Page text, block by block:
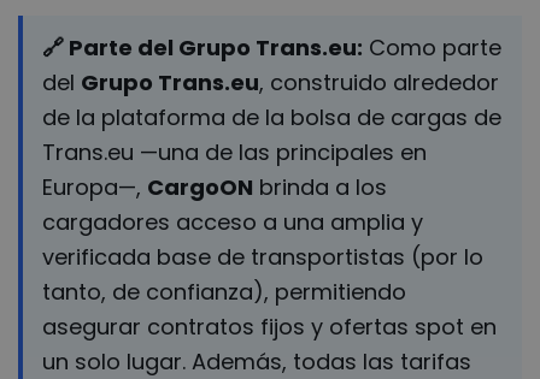
🔗 Parte del Grupo Trans.eu: Como parte
del Grupo Trans.eu, construido alrededor
de la plataforma de la bolsa de cargas de
Trans.eu —una de las principales en
Europa—, CargoON brinda a los
cargadores acceso a una amplia y
verificada base de transportistas (por lo
tanto, de confianza), permitiendo
asegurar contratos fijos y ofertas spot en
un solo lugar. Además, todas las tarifas